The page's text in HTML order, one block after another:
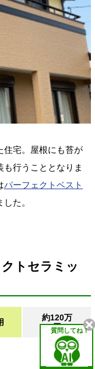
宅。屋根にも苔が
行うこととなりま
パーフェクトベスト
た。
トセラミッ
約120万
円
質問してね！